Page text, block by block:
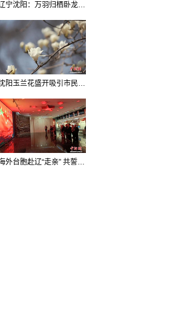
辽宁沈阳：万羽归栖卧龙湖看群鸟齐飞
沈阳玉兰花盛开吸引市民打卡
海外台胞赴辽“走亲” 共誓“和平初心”